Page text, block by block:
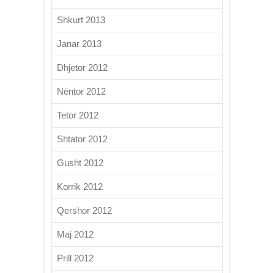
Shkurt 2013
Janar 2013
Dhjetor 2012
Nëntor 2012
Tetor 2012
Shtator 2012
Gusht 2012
Korrik 2012
Qershor 2012
Maj 2012
Prill 2012